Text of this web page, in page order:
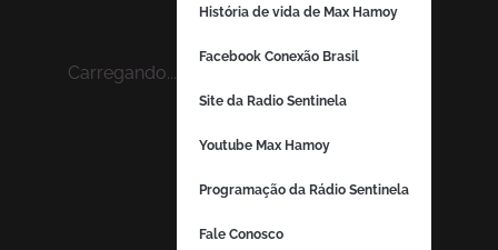
Carregando...
História de vida de Max Hamoy
Facebook Conexão Brasil
Site da Radio Sentinela
Youtube Max Hamoy
Programação da Rádio Sentinela
Fale Conosco